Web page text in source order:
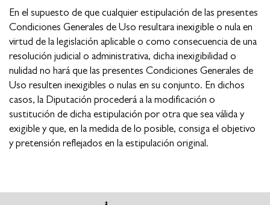
En el supuesto de que cualquier estipulación de las presentes
Condiciones Generales de Uso resultara inexigible o nula en
virtud de la legislación aplicable o como consecuencia de una
resolución judicial o administrativa, dicha inexigibilidad o
nulidad no hará que las presentes Condiciones Generales de
Uso resulten inexigibles o nulas en su conjunto. En dichos
casos, la Diputación procederá a la modificación o
sustitución de dicha estipulación por otra que sea válida y
exigible y que, en la medida de lo posible, consiga el objetivo
y pretensión reflejados en la estipulación original.